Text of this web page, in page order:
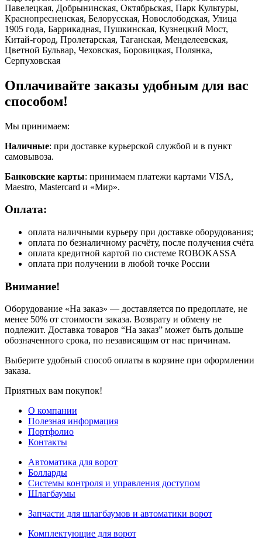
Павелецкая, Добрынинская, Октябрьская, Парк Культуры,
Краснопресненская, Белорусская, Новослободская, Улица
1905 года, Баррикадная, Пушкинская, Кузнецкий Мост,
Китай-город, Пролетарская, Таганская, Менделеевская,
Цветной Бульвар, Чеховская, Боровицкая, Полянка,
Серпуховская
Оплачивайте заказы удобным для вас
способом!
Мы принимаем:
Наличные: при доставке курьерской службой и в пункт
самовывоза.
Банковские карты: принимаем платежи картами VISA,
Maestro, Masterсard и «Мир».
Оплата:
оплата наличными курьеру при доставке оборудования;
оплата по безналичному расчёту, после получения счёта
оплата кредитной картой по системе ROBOKASSA
оплата при получении в любой точке России
Внимание!
Оборудование «На заказ» — доставляется по предоплате, не
менее 50% от стоимости заказа. Возврату и обмену не
подлежит. Доставка товаров “На заказ” может быть дольше
обозначенного срока, по независящим от нас причинам.
Выберите удобный способ оплаты в корзине при оформлении
заказа.
Приятных вам покупок!
О компании
Полезная информация
Портфолио
Контакты
Автоматика для ворот
Болларды
Системы контроля и управления доступом
Шлагбаумы
Запчасти для шлагбаумов и автоматики ворот
Комплектующие для ворот